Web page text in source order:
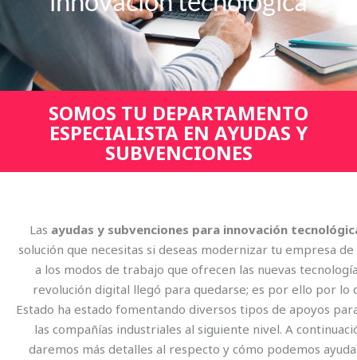
SOMOS TU DEPARTAMENTO
ESPECIALISTA EN AYUDAS Y
SUBVENCIONES
Las ayudas y subvenciones para innovación
solución que necesitas si deseas modernizar tu empresa de
a los modos de trabajo que ofrecen las nuevas
revolución digital llegó para quedarse; es por ello por lo
Estado ha estado fomentando diversos tipos de apoyos
las compañías industriales al siguiente nivel. A
daremos más detalles al respecto y cómo podemos